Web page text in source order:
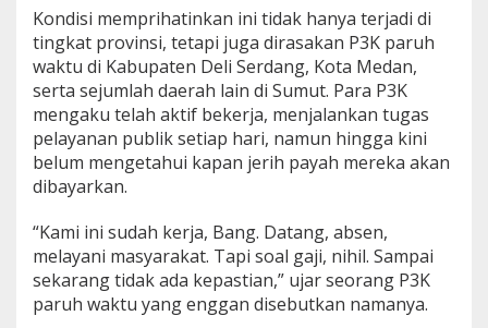
g
g
a
5
F
e
r
u
i
2
0
2
6
Kondisi memprihatinkan ini tidak hanya terjadi di
tingkat provinsi, tetapi juga dirasakan P3K paruh
waktu di Kabupaten Deli Serdang, Kota Medan,
serta sejumlah daerah lain di Sumut. Para P3K
mengaku telah aktif bekerja, menjalankan tugas
pelayanan publik setiap hari, namun hingga kini
belum mengetahui kapan jerih payah mereka akan
dibayarkan.
“Kami ini sudah kerja, Bang. Datang, absen,
melayani masyarakat. Tapi soal gaji, nihil. Sampai
sekarang tidak ada kepastian,” ujar seorang P3K
paruh waktu yang enggan disebutkan namanya.